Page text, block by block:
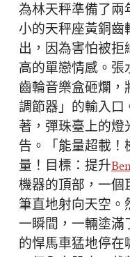
為林天秤準備了兩
小的天秤座黃銅齒
出，因為害怕被
高的單戀情感。張
齒輪音樂盒砸爛
調節器」的輸入口
著，彈珠臺上的燈
告。「能量超載！
量！目標：提升
機器的頂部，一個
筆直地射向天空。
一瞬間，一輛塗滿
的悍馬車猛地停在